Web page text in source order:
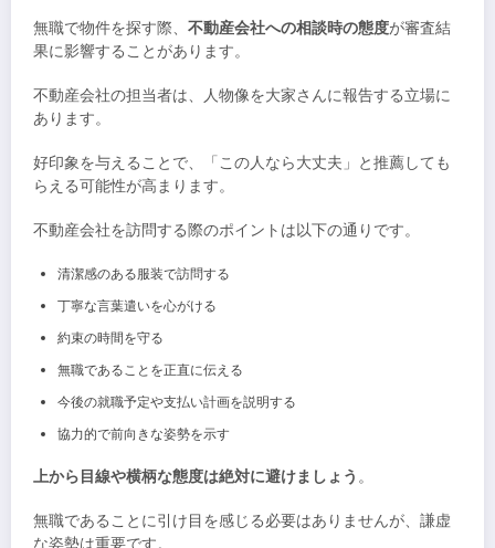
無職で物件を探す際、 不動産会社への相談時の態度が審査結
果に影響することがあります。
不動産会社の担当者は、人物像を大家さんに報告する立場に
あります。
好印象を与えることで、「この人なら大丈夫」と推薦しても
らえる可能性が高まります。
不動産会社を訪問する際のポイントは以下の通りです。
清潔感のある服装で訪問する
丁寧な言葉遣いを心がける
約束の時間を守る
無職であることを正直に伝える
今後の就職予定や支払い計画を説明する
協力的で前向きな姿勢を示す
上から目線や横柄な態度は絶対に避けましょう 。
無職であることに引け目を感じる必要はありませんが、謙虚